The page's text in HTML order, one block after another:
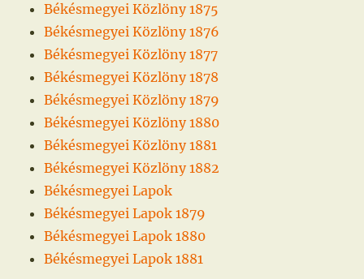
Békésmegyei Közlöny 1875
Békésmegyei Közlöny 1876
Békésmegyei Közlöny 1877
Békésmegyei Közlöny 1878
Békésmegyei Közlöny 1879
Békésmegyei Közlöny 1880
Békésmegyei Közlöny 1881
Békésmegyei Közlöny 1882
Békésmegyei Lapok
Békésmegyei Lapok 1879
Békésmegyei Lapok 1880
Békésmegyei Lapok 1881